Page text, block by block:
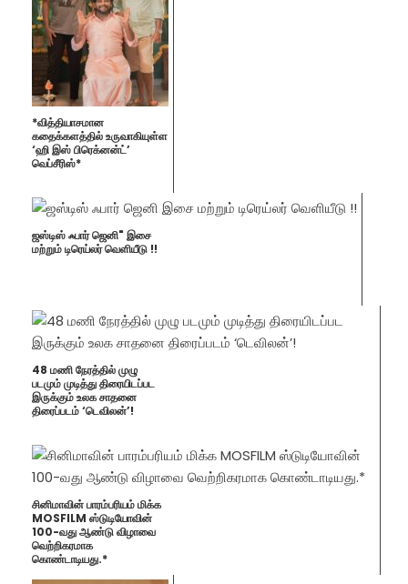
*வித்தியாசமான
கதைக்களத்தில் உருவாகியுள்ள
‘ஹி இஸ் பிரெக்னன்ட்’
வெப்சீரிஸ்*
ஜஸ்டிஸ் ஃபார் ஜெனி" இசை
மற்றும் டிரெய்லர் வெளியீடு !!
48 மணி நேரத்தில் முழு
படமும் முடித்து திரையிடப்பட
இருக்கும் உலக சாதனை
திரைப்படம் ‘டெவிலன்’!
சினிமாவின் பாரம்பரியம் மிக்க
MOSFILM ஸ்டுடியோவின்
100-வது ஆண்டு விழாவை
வெற்றிகரமாக
கொண்டாடியது.*